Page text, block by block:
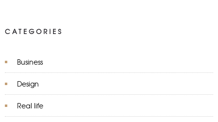
CATEGORIES
Business
Design
Real life